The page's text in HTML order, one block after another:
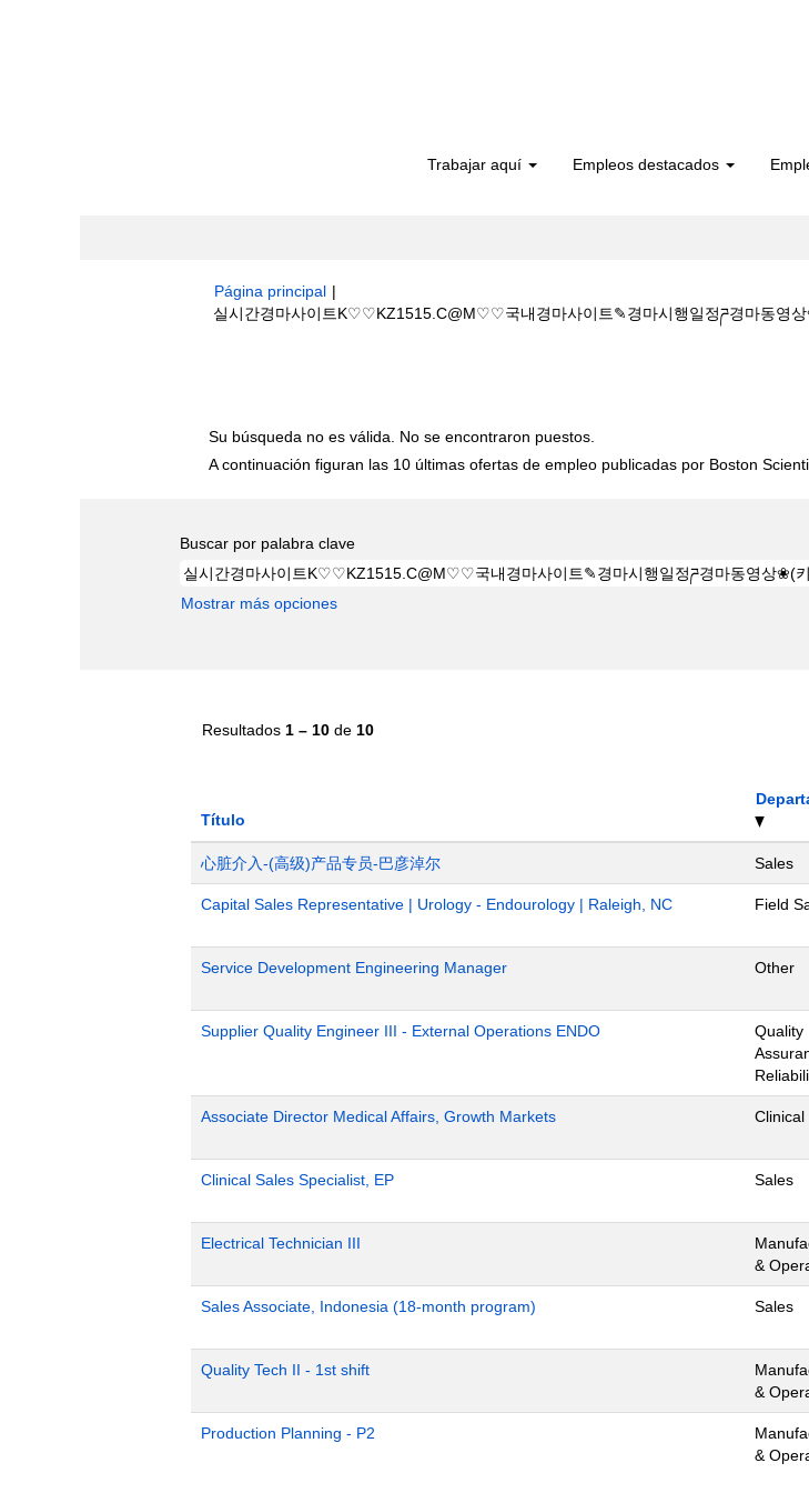
Trabajar aquí Empleos destacados
Página principal |
실시간경마사이트K♡♡KZ1515.C@M♡♡국내경마사이트✎경마시행일정ཌ경마동영
Su búsqueda no es válida. No se encontraron puestos.
A continuación figuran las 10 últimas ofertas de empleo publicadas por Boston
Buscar por palabra clave
Mostrar más opciones
Resultados 1 – 10 de 10
Título
心脏介入-(高级)产品专员-巴彦淖尔 Sales
Capital Sales Representative | Urology - Endourology | Raleigh, NC Field
Service Development Engineering Manager Other
Supplier Quality Engineer III - External Operations ENDO
Quality
Associate Director Medical Affairs, Growth Markets Clinical
Clinical Sales Specialist, EP Sales
Electrical Technician III
&
Sales Associate, Indonesia (18-month program) Sales
Quality Tech II - 1st shift
&
Production Planning - P2
&